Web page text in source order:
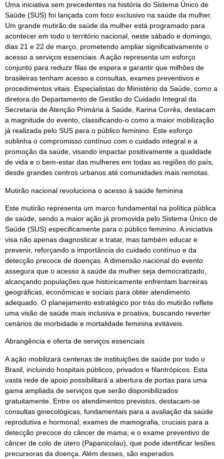
Uma iniciativa sem precedentes na história do Sistema Único de
Saúde (SUS) foi lançada com foco exclusivo na saúde da mulher.
Um grande mutirão de saúde da mulher está programado para
acontecer em todo o território nacional, neste sábado e domingo,
dias 21 e 22 de março, prometendo ampliar significativamente o
acesso a serviços essenciais. A ação representa um esforço
conjunto para reduzir filas de espera e garantir que milhões de
brasileiras tenham acesso a consultas, exames preventivos e
procedimentos vitais. Especialistas do Ministério da Saúde, como a
diretora do Departamento de Gestão do Cuidado Integral da
Secretaria de Atenção Primária à Saúde, Karina Corrêa, destacam
a magnitude do evento, classificando-o como a maior mobilização
já realizada pelo SUS para o público feminino. Este esforço
sublinha o compromisso contínuo com o cuidado integral e a
promoção da saúde, visando impactar positivamente a qualidade
de vida e o bem-estar das mulheres em todas as regiões do país,
desde grandes centros urbanos até comunidades mais remotas.
Mutirão nacional revoluciona o acesso à saúde feminina
Este mutirão representa um marco fundamental na política pública
de saúde, sendo a maior ação já promovida pelo Sistema Único de
Saúde (SUS) especificamente para o público feminino. A iniciativa
visa não apenas diagnosticar e tratar, mas também educar e
prevenir, reforçando a importância do cuidado contínuo e da
detecção precoce de doenças. A dimensão nacional do evento
assegura que o acesso à saúde da mulher seja democratizado,
alcançando populações que historicamente enfrentam barreiras
geográficas, econômicas e sociais para obter atendimento
adequado. O planejamento estratégico por trás do mutirão reflete
uma visão de saúde mais inclusiva e proativa, buscando reverter
cenários de morbidade e mortalidade feminina evitáveis.
Abrangência e oferta de serviços essenciais
A ação mobilizará centenas de instituições de saúde por todo o
Brasil, incluindo hospitais públicos, privados e filantrópicos. Esta
vasta rede de apoio possibilitará a abertura de portas para uma
gama ampliada de serviços que serão disponibilizados
gratuitamente. Entre os atendimentos previstos, destacam-se
consultas ginecológicas, fundamentais para a avaliação da saúde
reprodutiva e hormonal; exames de mamografia, cruciais para a
detecção precoce do câncer de mama; e o exame preventivo de
câncer de colo de útero (Papanicolau), que pode identificar lesões
precursoras da doença. Além desses, são esperados